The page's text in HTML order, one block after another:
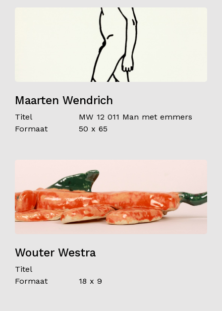
Maarten Wendrich
Titel
MW 12 011 Man met emmers
Formaat
50 x 65
Wouter Westra
Titel
Formaat
18 x 9